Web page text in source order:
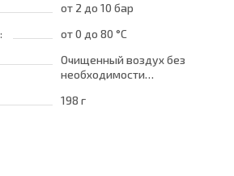
от 2 до 10 бар
от 0 до 80 °C
Очищенный воздух без
необходимости
установка центробежного
198 г